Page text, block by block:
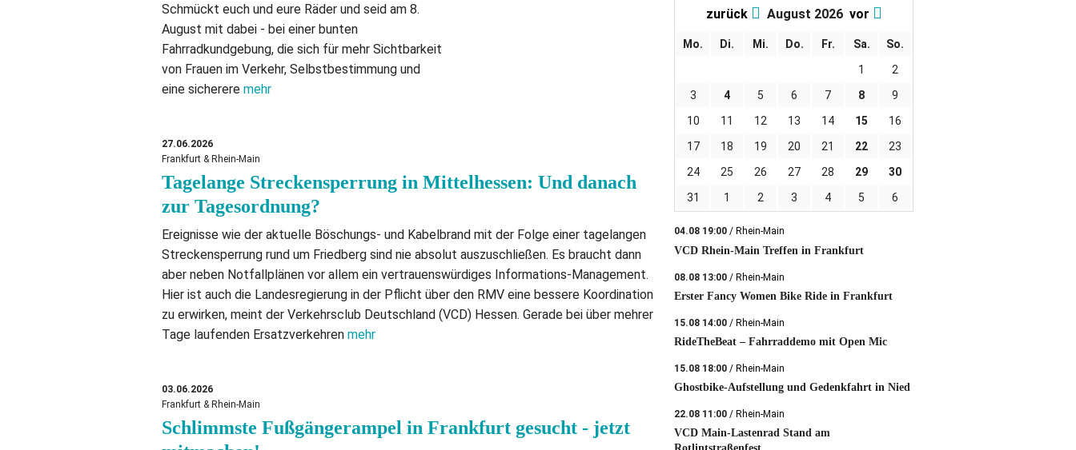
Schmückt euch und eure Räder und seid am 8.
August mit dabei - bei einer bunten
Fahrradkundgebung, die sich für mehr Sichtbarkeit
von Frauen im Verkehr, Selbstbestimmung und
eine sicherere mehr
27.06.2026
Frankfurt & Rhein-Main
Tagelange Streckensperrung in Mittelhessen: Und danach
zur Tagesordnung?
Ereignisse wie der aktuelle Böschungs- und Kabelbrand mit der Folge einer tagelangen
Streckensperrung rund um Friedberg sind nie absolut auszuschließen. Es braucht dann
aber neben Notfallplänen vor allem ein vertrauenswürdiges Informations-Management.
Hier ist auch die Landesregierung in der Pflicht über den RMV eine bessere Koordination
zu erwirken, meint der Verkehrsclub Deutschland (VCD) Hessen. Gerade bei über mehrer
Tage laufenden Ersatzverkehren mehr
03.06.2026
Frankfurt & Rhein-Main
Schlimmste Fußgängerampel in Frankfurt gesucht - jetzt
zurück August 2026 vor
Mo. Di. Mi. Do. Fr. Sa.
So.
1
2
3
4 5 6 7 8
9
10
11 12 13 14 15
16
17
18 19 20 21 22
23
24
25 26 27 28 29
30
31
1 2 3 4 5 6
04.08 19:00 / Rhein-Main
VCD Rhein-Main Treffen in Frankfurt
08.08 13:00 / Rhein-Main
Erster Fancy Women Bike Ride in Frankfurt
15.08 14:00 / Rhein-Main
RideTheBeat – Fahrraddemo mit Open Mic
15.08 18:00 / Rhein-Main
Ghostbike-Aufstellung und Gedenkfahrt in Nied
22.08 11:00 / Rhein-Main
VCD Main-Lastenrad Stand am